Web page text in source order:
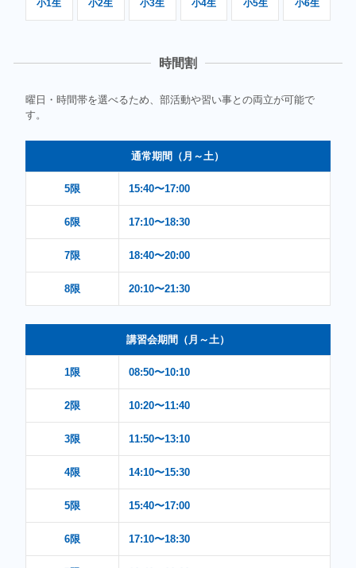
小1生 小2生 小3生 小4生 小5生 小6生
時間割
曜日・時間帯を選べるため、部活動や習い事との両立が可能で
す。
通常期間（月～土）
5限 15:40〜17:00
6限 17:10〜18:30
7限 18:40〜20:00
8限 20:10〜21:30
講習会期間（月～土）
1限 08:50〜10:10
2限 10:20〜11:40
3限 11:50〜13:10
4限 14:10〜15:30
5限 15:40〜17:00
6限 17:10〜18:30